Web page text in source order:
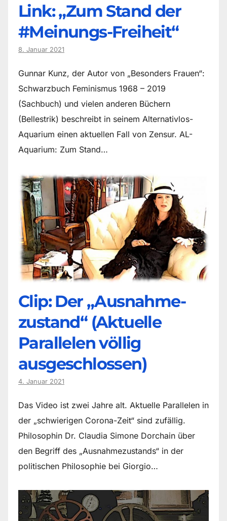
Link: „Zum Stand der
#Meinungs-Freiheit“
8. Januar 2021
Gunnar Kunz, der Autor von „Besonders Frauen“:
Schwarzbuch Feminismus 1968 – 2019
(Sachbuch) und vielen anderen Büchern
(Bellestrik) beschreibt in seinem Alternativlos-
Aquarium einen aktuellen Fall von Zensur. AL-
Aquarium: Zum Stand…
Clip: Der „Ausnahme-
zustand“ (Aktuelle
Parallelen völlig
ausgeschlossen)
4. Januar 2021
Das Video ist zwei Jahre alt. Aktuelle Parallelen in
der „schwierigen Corona-Zeit“ sind zufällig.
Philosophin Dr. Claudia Simone Dorchain über
den Begriff des „Ausnahmezustands“ in der
politischen Philosophie bei Giorgio…